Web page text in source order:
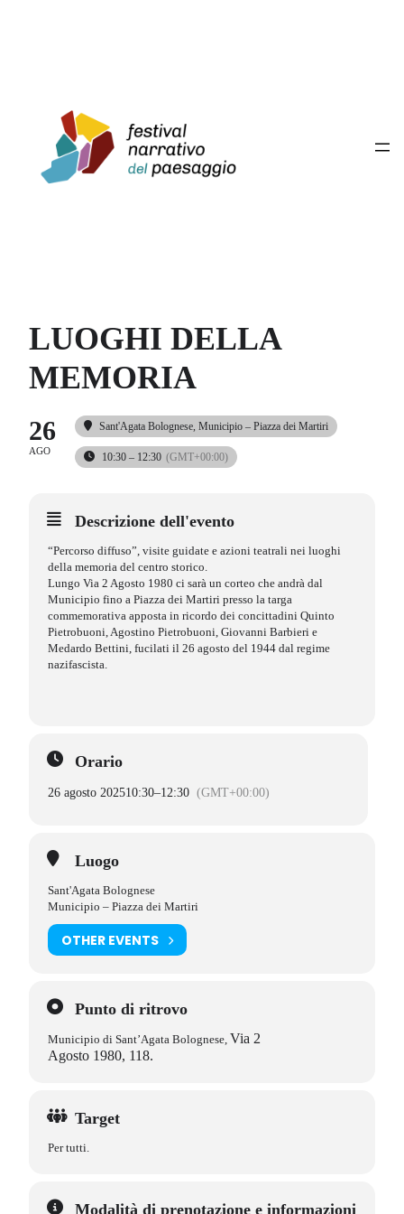
LUOGHI DELLA
MEMORIA
26
AGO
Sant'Agata Bolognese, Municipio – Piazza dei Martiri
10:30 – 12:30 (GMT+00:00)
Descrizione dell'evento
“Percorso diffuso”, visite guidate e azioni teatrali nei luoghi
della memoria del centro storico.
Lungo Via 2 Agosto 1980 ci sarà un corteo che andrà dal
Municipio fino a Piazza dei Martiri presso la targa
commemorativa apposta in ricordo dei concittadini Quinto
Pietrobuoni, Agostino Pietrobuoni, Giovanni Barbieri e
Medardo Bettini, fucilati il 26 agosto del 1944 dal regime
nazifascista.
Orario
26 agosto 202510:30–12:30 (GMT+00:00)
Luogo
Sant'Agata Bolognese
Municipio – Piazza dei Martiri
OTHER EVENTS
Punto di ritrovo
Municipio di Sant’Agata Bolognese, Via 2
Agosto 1980, 118.
Target
Per tutti.
Modalità di prenotazione e informazioni